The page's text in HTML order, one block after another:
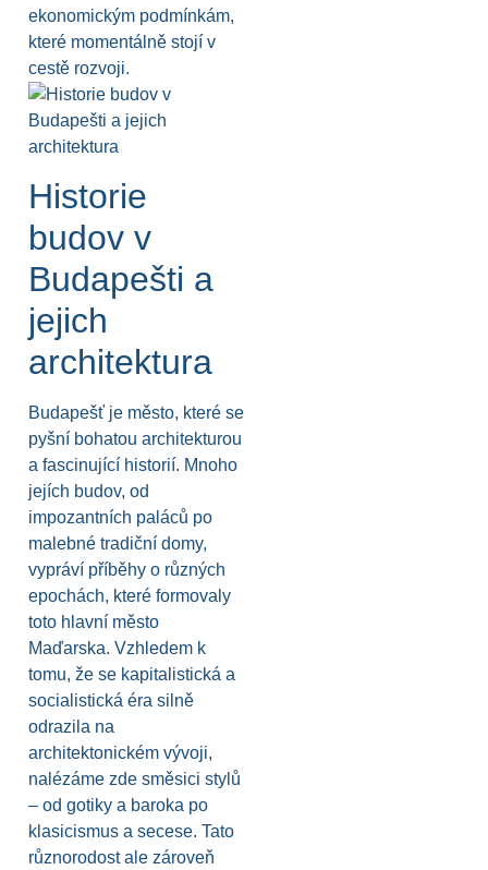
ekonomickým podmínkám,
které momentálně stojí v
cestě rozvoji.
Historie
budov v
Budapešti a
jejich
architektura
Budapešť je město, které se
pyšní bohatou architekturou
a fascinující historií. Mnoho
jejích budov, od
impozantních paláců po
malebné tradiční domy,
vypráví příběhy o různých
epochách, které formovaly
toto hlavní město
Maďarska. Vzhledem k
tomu, že se kapitalistická a
socialistická éra silně
odrazila na
architektonickém vývoji,
nalézáme zde směsici stylů
– od gotiky a baroka po
klasicismus a secese. Tato
různorodost ale zároveň